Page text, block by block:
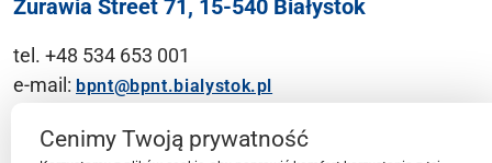
Żurawia Street 71, 15-540 Białystok
tel. +48 534 653 001
e-mail: bpnt@bpnt.bialystok.pl
Contact
Cenimy Twoją prywatność